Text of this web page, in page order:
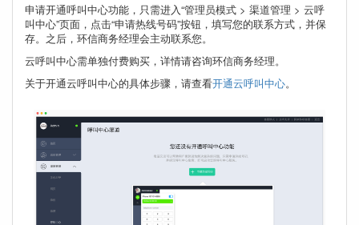
申请开通呼叫中心功能，只需进入“管理员模式 > 渠道管理 > 云呼
叫中心”页面，点击“申请热线号码”按钮，填写您的联系方式，并保
存。之后，环信商务经理会主动联系您。
云呼叫中心需单独付费购买，详情请咨询环信商务经理。
关于开通云呼叫中心的具体步骤，请查看开通云呼叫中心。